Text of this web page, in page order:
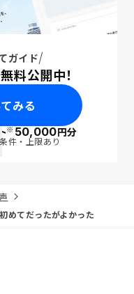
ガイド
料公開中！
みる
※50,000円分
件・上限あり
初めてだったがよかった